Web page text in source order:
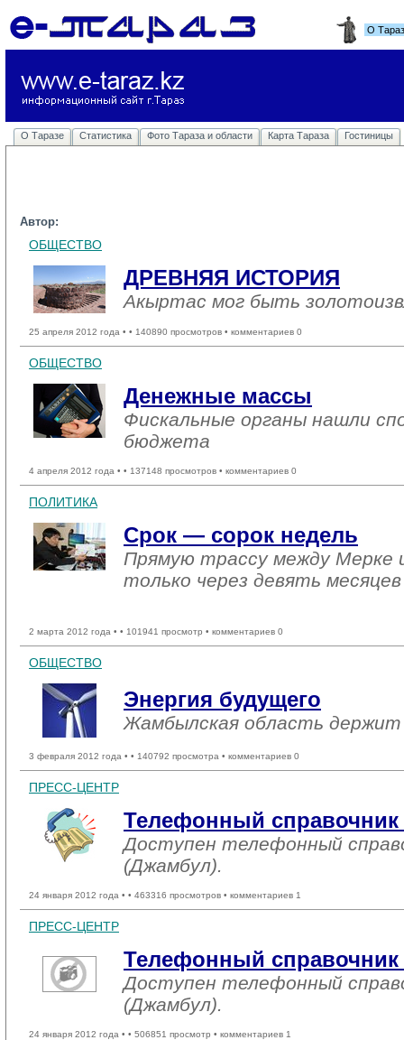
О
О Таразе Статистика Фото Тараза и области Карта Тараза Гостиницы
Автор:
ОБЩЕСТВО
ДРЕВНЯЯ ИСТОРИЯ
Акыртас мог быть
25 апреля 2012 года • • 140890 просмотров • комментариев 0
ОБЩЕСТВО
Денежные массы
Фискальные органы нашли
бюджета
4 апреля 2012 года • • 137148 просмотров • комментариев 0
ПОЛИТИКА
Срок — сорок недель
Прямую трассу между Мерке
только через девять месяцев
2 марта 2012 года • • 101941 просмотр • комментариев 0
ОБЩЕСТВО
Энергия будущего
Жамбылская область держит
3 февраля 2012 года • • 140792 просмотра • комментариев 0
ПРЕСС-ЦЕНТР
Телефонный справочник
Доступен телефонный
(Джамбул).
24 января 2012 года • • 463316 просмотров • комментариев 1
ПРЕСС-ЦЕНТР
Телефонный справочник
Доступен телефонный
(Джамбул).
24 января 2012 года • • 506851 просмотр • комментариев 1